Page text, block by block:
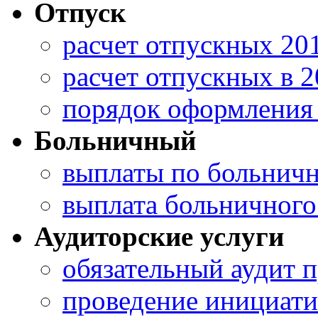
Отпуск
расчет отпускных
расчет отпускных в
порядок оформления
Больничный
выплаты по
выплата
Аудиторские услуги
обязательный аудит
проведение